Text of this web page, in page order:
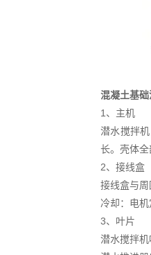
混凝土基
1、主机
潜水搅拌
长。壳体
2、接线盒
接线盒与
冷却：电
3、叶片
潜水搅拌